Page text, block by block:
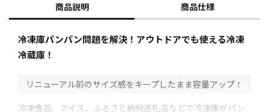
商品説明 商品仕様
冷凍庫パンパン問題を解決！アウトドアでも使える冷凍
冷蔵庫！
リニューアル前のサイズ感をキープしたまま容量アップ！
冷凍食品、アイス、ふるさと納税返礼品などで冷凍庫がパン